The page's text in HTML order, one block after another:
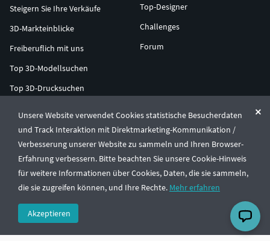
Unsere Website verwendet Cookies statistische Besucherdaten
und Track Interaktion mit Direktmarketing-Kommunikation /
Verbesserung unserer Website zu sammeln und Ihren Browser-
Erfahrung verbessern. Bitte beachten Sie unsere Cookie-Hinweis
für weitere Informationen über Cookies, Daten, die sie sammeln,
die sie zugreifen können, und Ihre Rechte. Mehr erfahren
Akzeptieren
Steigern Sie Ihre Verkäufe
3D-Markteinblicke
Freiberuflich mit uns
Top 3D-Modellsuchen
Top 3D-Drucksuchen
Top-Designer
Challenges
Forum
ENTERPRISE 3D AT SCALE
© CGTrader 2011-2026
UAB CGTrader, Antakalnio st. 17, Vilnius, Lithuania
Allgemeine GeschäftsbedingungenDatenschutz🇩🇪 Deutsch